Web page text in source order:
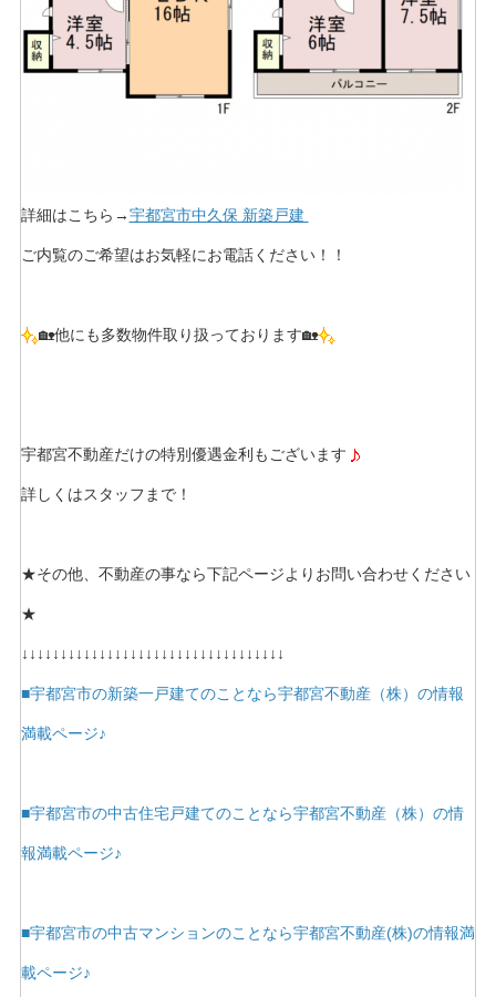
詳細はこちら→宇都宮市中久保 新築戸建
ご内覧のご希望はお気軽にお電話ください！！
🏡他にも多数物件取り扱っております🏡
宇都宮不動産だけの特別優遇金利もございます
詳しくはスタッフまで！
★その他、不動産の事なら下記ページよりお問い合わせください
★
↓↓↓↓↓↓↓↓↓↓↓↓↓↓↓↓↓↓↓↓↓↓↓↓↓↓↓↓↓↓↓↓↓↓
■宇都宮市の新築一戸建てのことなら宇都宮不動産（株）の情報
満載ページ♪
■宇都宮市の中古住宅戸建てのことなら宇都宮不動産（株）の情
報満載ページ♪
■宇都宮市の中古マンションのことなら宇都宮不動産(株)の情報満
載ページ♪